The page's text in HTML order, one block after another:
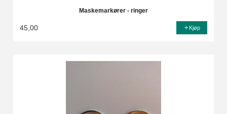
Maskemarkører - ringer
45,00 Kjøp